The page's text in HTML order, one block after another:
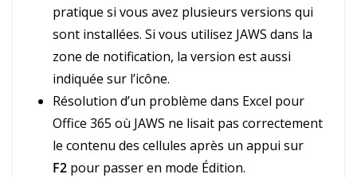
pratique si vous avez plusieurs versions qui
sont installées. Si vous utilisez JAWS dans la
zone de notification, la version est aussi
indiquée sur l’icône.
Résolution d’un problème dans Excel pour
Office 365 où JAWS ne lisait pas correctement
le contenu des cellules après un appui sur
F2 pour passer en mode Édition.